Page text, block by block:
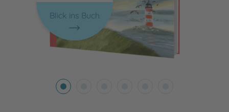
Blick ins Buch